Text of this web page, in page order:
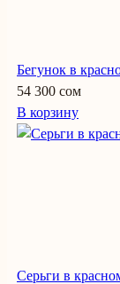
Бегунок в
54 300 сом
В корзину
Серьги в